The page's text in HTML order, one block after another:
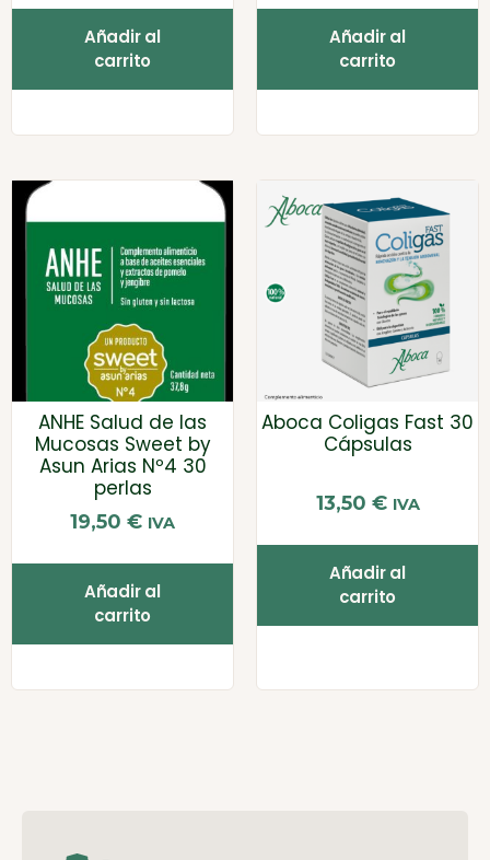
Añadir al
carrito
Añadir al
carrito
ANHE Salud de las
Mucosas Sweet by
Asun Arias Nº4 30
perlas
19,50 € IVA
Añadir al
carrito
Aboca Coligas Fast 30
Cápsulas
13,50 € IVA
Añadir al
carrito